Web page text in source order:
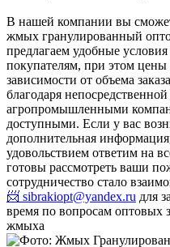
В нашей компании вы
жмых гранулированный
предлагаем удобные
покупателям, при этом
зависимости от объема
благодаря
агропромышленными
доступными. Если у вас
дополнительная
удовольствием ответим на
готовы рассмотреть ваши
сотрудничество стало
📨 sibrakiopt@yandex.ru для
время по вопросам оптовых
жмыха